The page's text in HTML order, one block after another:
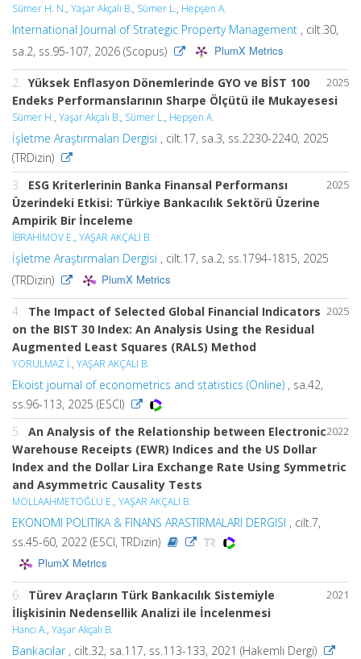
Sümer H. N., Yaşar Akçalı B., Sümer L., Hepşen A.
International Journal of Strategic Property Management , cilt.30,
sa.2, ss.95-107, 2026 (Scopus)
PlumX Metrics
2025
2. Yüksek Enflasyon Dönemlerinde GYO ve BİST 100
Endeks Performanslarının Sharpe Ölçütü ile Mukayesesi
Sümer H., Yaşar Akçalı B., Sümer L., Hepşen A.
İşletme Araştırmaları Dergisi , cilt.17, sa.3, ss.2230-2240, 2025
(TRDizin)
2025
3. ESG Kriterlerinin Banka Finansal Performansı
Üzerindeki Etkisi: Türkiye Bankacılık Sektörü Üzerine
Ampirik Bir İnceleme
İBRAHİMOV E., YAŞAR AKÇALI B.
İşletme Araştırmaları Dergisi , cilt.17, sa.2, ss.1794-1815, 2025
(TRDizin)
PlumX Metrics
2025
4. The Impact of Selected Global Financial Indicators
on the BIST 30 Index: An Analysis Using the Residual
Augmented Least Squares (RALS) Method
YORULMAZ İ., YAŞAR AKÇALI B.
Ekoist journal of econometrics and statistics (Online) , sa.42,
ss.96-113, 2025 (ESCI)
2022
5. An Analysis of the Relationship between Electronic
Warehouse Receipts (EWR) Indices and the US Dollar
Index and the Dollar Lira Exchange Rate Using Symmetric
and Asymmetric Causality Tests
MOLLAAHMETOĞLU E., YAŞAR AKÇALI B.
EKONOMI POLITIKA & FINANS ARASTIRMALARI DERGISI , cilt.7,
ss.45-60, 2022 (ESCI, TRDizin)
PlumX Metrics
2021
6. Türev Araçların Türk Bankacılık Sistemiyle
İlişkisinin Nedensellik Analizi ile İncelenmesi
Hancı A., Yaşar Akçalı B.
Bankacılar, cilt.32, sa.117, ss.113-133, 2021 (Hakemli Dergi)